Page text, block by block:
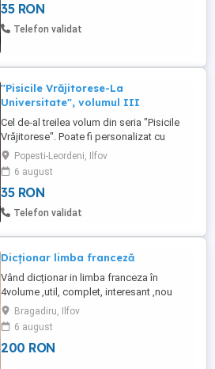
35 RON
Telefon validat
"Pisicile Vrăjitorese-La
Universitate", volumul III
Cel de-al treilea volum din seria "Pisicile
Vrăjitorese". Poate fi personalizat cu
dedicație și autograf de la autoare.
Popesti-Leordeni, Ilfov
6 august
35 RON
Telefon validat
Dicționar limba franceză
Vând dicționar in limba franceza în
4volume ,util, complet, interesant ,nou
nouțe,neuzate,in stare perfectă,cu titlul:
DICTIONNAIRE QUILLET DE LA LANGUE
FRANCAISE Menționez că toate sunt de
culoare neagră,doar in poze văd că au
Bragadiru, Ilfov
6 august
200 RON